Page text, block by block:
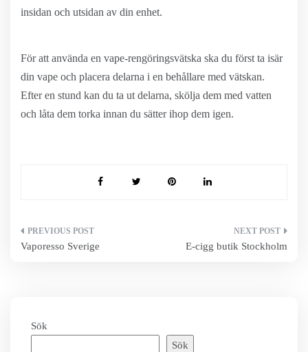
insidan och utsidan av din enhet.
För att använda en vape-rengöringsvätska ska du först ta isär
din vape och placera delarna i en behållare med vätskan.
Efter en stund kan du ta ut delarna, skölja dem med vatten
och låta dem torka innan du sätter ihop dem igen.
Inläggsnavigering
Vaporesso Sverige E-cigg butik Stockholm
Sök
Sök